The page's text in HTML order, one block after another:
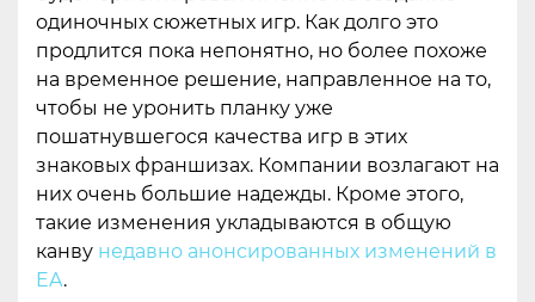
одиночных сюжетных игр. Как долго это
продлится пока непонятно, но более похоже
на временное решение, направленное на то,
чтобы не уронить планку уже
пошатнувшегося качества игр в этих
знаковых франшизах. Компании возлагают на
них очень большие надежды. Кроме этого,
такие изменения укладываются в общую
канву недавно анонсированных изменений в
EA.